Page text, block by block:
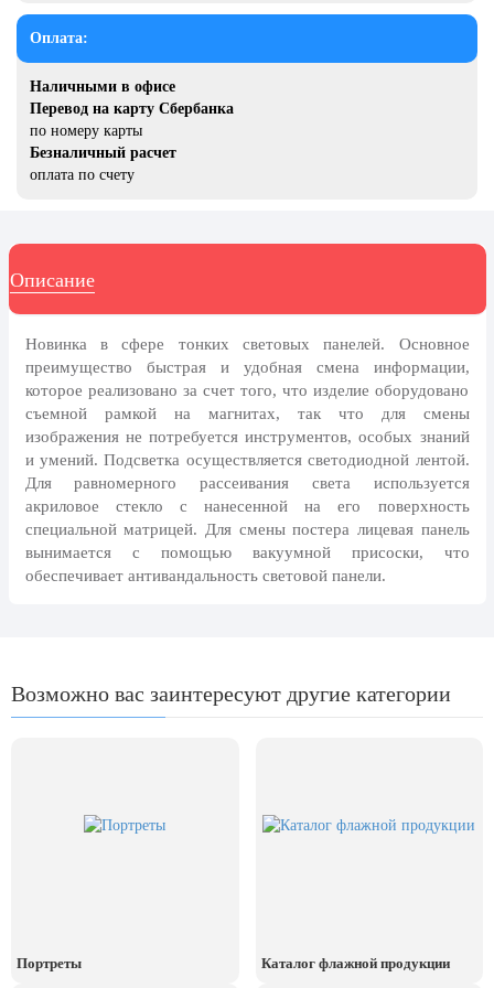
20 декабря, День работника органов
безопасности
Рождество Христово
19 января, Крещение Господне
22 января, День дедушки
Валентина
15 февраля, День памяти о
Масленица
23 февраля, День защитника
1 марта, День Бабушек
день
27 марта, День театра
День геолога (первое воскресенье
апреля)
18 апреля, Дни исторического и
культурного наследия
9 мая, День Победы
Оплата:
Наличными в офисе
Перевод на карту Сбербанка
по номеру карты
Безналичный расчет
оплата по счету
Описание
Новинка в сфере тонких световых панелей. Основное
преимущество быстрая и удобная смена информации,
которое реализовано за счет того, что изделие оборудовано
съемной рамкой на магнитах, так что для смены
изображения не потребуется инструментов, особых знаний
и умений. Подсветка осуществляется светодиодной лентой.
Для равномерного рассеивания света используется
акриловое стекло с нанесенной на его поверхность
специальной матрицей. Для смены постера лицевая панель
вынимается с помощью вакуумной присоски, что
обеспечивает антивандальность световой панели.
Возможно вас заинтересуют другие категории
Портреты Каталог флажной продукции